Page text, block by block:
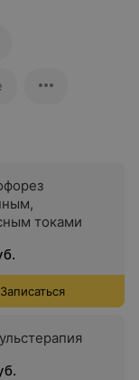
токами
Записаться